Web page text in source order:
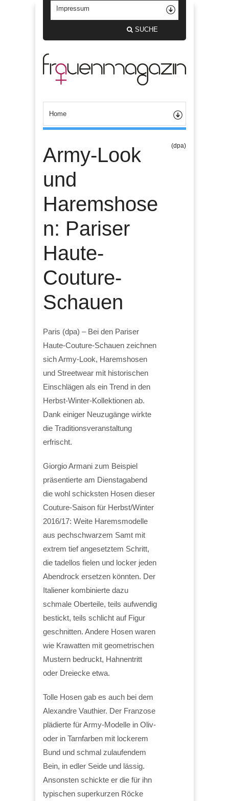
SUCHE
Army-Look
und
Haremshose
n: Pariser
Haute-
Couture-
Schauen
(dpa)
Paris (dpa) – Bei den Pariser
Haute-Couture-Schauen zeichnen
sich Army-Look, Haremshosen
und Streetwear mit historischen
Einschlägen als ein Trend in den
Herbst-Winter-Kollektionen ab.
Dank einiger Neuzugänge wirkte
die Traditionsveranstaltung
erfrischt.
Giorgio Armani zum Beispiel
präsentierte am Dienstagabend
die wohl schicksten Hosen dieser
Couture-Saison für Herbst/Winter
2016/17: Weite Haremsmodelle
aus pechschwarzem Samt mit
extrem tief angesetztem Schritt,
die tadellos fielen und locker jeden
Abendrock ersetzen könnten. Der
Italiener kombinierte dazu
schmale Oberteile, teils aufwendig
bestickt, teils schlicht auf Figur
geschnitten. Andere Hosen waren
wie Krawatten mit geometrischen
Mustern bedruckt, Hahnentritt
oder Dreiecke etwa.
Tolle Hosen gab es auch bei dem
Alexandre Vauthier. Der Franzose
plädierte für Army-Modelle in Oliv-
oder in Tarnfarben mit lockerem
Bund und schmal zulaufendem
Bein, in edler Seide und lässig.
Ansonsten schickte er die für ihn
typischen superkurzen Röcke